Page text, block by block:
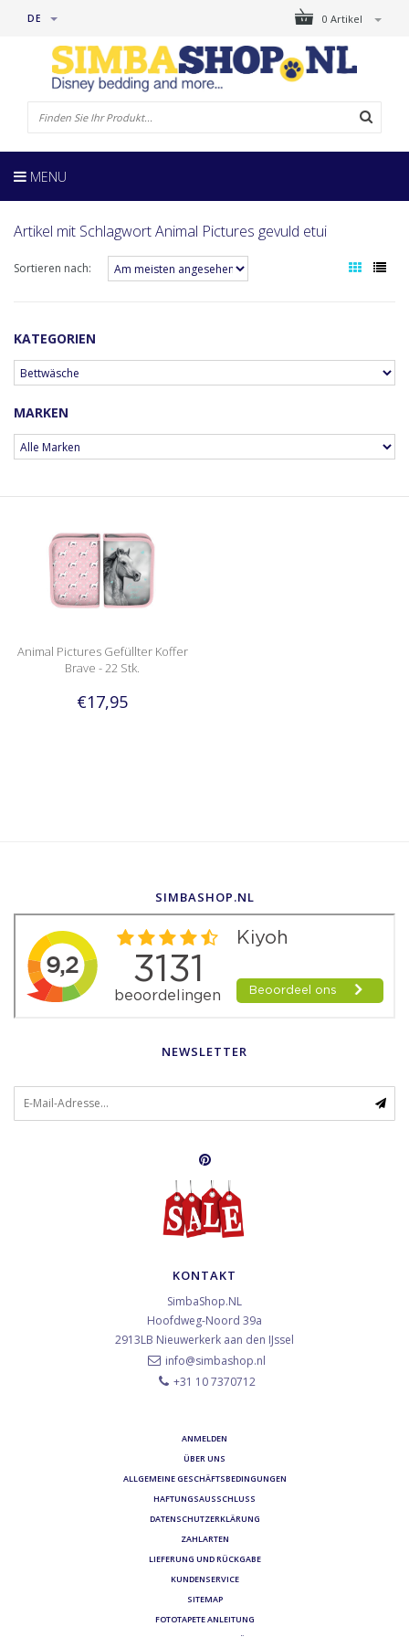
0 Artikel
DE
MENU
Artikel mit Schlagwort Animal Pictures gevuld etui
Sortieren nach:
KATEGORIEN
MARKEN
Animal Pictures Gefüllter Koffer
Brave - 22 Stk.
€17,95
SIMBASHOP.NL
NEWSLETTER
KONTAKT
SimbaShop.NL
Hoofdweg-Noord 39a
2913LB Nieuwerkerk aan den IJssel
info@simbashop.nl
+31 10 7370712
ANMELDEN
ÜBER UNS
ALLGEMEINE GESCHÄFTSBEDINGUNGEN
HAFTUNGSAUSSCHLUSS
DATENSCHUTZERKLÄRUNG
ZAHLARTEN
LIEFERUNG UND RÜCKGABE
KUNDENSERVICE
SITEMAP
FOTOTAPETE ANLEITUNG